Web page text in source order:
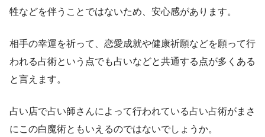
牲などを伴うことではないため、安心感があります。
相手の幸運を祈って、恋愛成就や健康祈願などを願って行
われる占術という点でも占いなどと共通する点が多くある
と言えます。
占い店で占い師さんによって行われている占い占術がまさ
にこの白魔術ともいえるのではないでしょうか。